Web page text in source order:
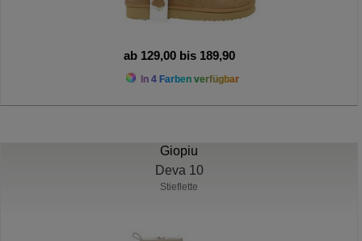
ab 129,00 bis 189,90
In 4 Farben verfügbar
Giopiu
Deva 10
Stieflette